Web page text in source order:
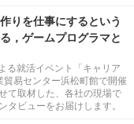
りを仕事にするという
，ゲームプログラマと
就活イベント「キャリア
易センター浜松町館で開催
て取材した、各社の現場で
ビューをお届けします。